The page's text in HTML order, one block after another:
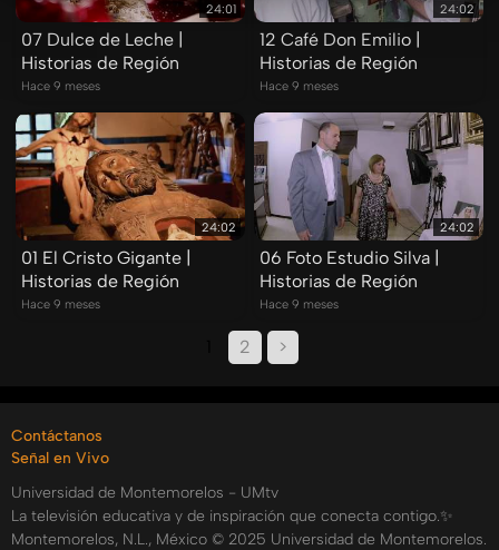
24:01
07 Dulce de Leche |
Historias de Región
Hace 9 meses
24:02
12 Café Don Emilio |
Historias de Región
Hace 9 meses
24:02
01 El Cristo Gigante |
Historias de Región
Hace 9 meses
24:02
06 Foto Estudio Silva |
Historias de Región
Hace 9 meses
2 >
Contáctanos
Señal en Vivo
Universidad de Montemorelos - UMtv
La televisión educativa y de inspiración que conecta contigo.✨
Montemorelos, N.L., México © 2025 Universidad de Montemorelos.